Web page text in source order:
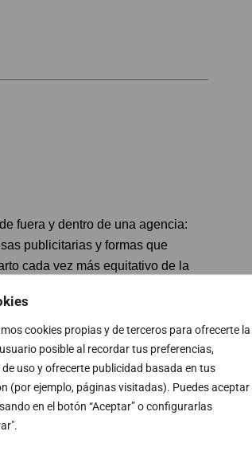
cookies propias y de terceros para ofrecerte la
posible al recordar tus preferencias,
uso y ofrecerte publicidad basada en tus
(por ejemplo, páginas visitadas). Puedes aceptar
en el botón “Aceptar” o configurarlas
fuera y dentro de una agencia:
publicitarias y formas que
cada vez más equitativo de la
sotes a la hora de organizar los